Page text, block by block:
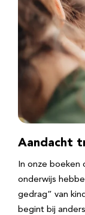
Aandacht
In onze boeken
onderwijs
gedrag” van
begint bij